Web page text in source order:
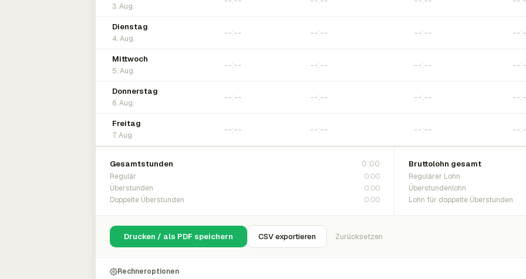
3. Aug.
Dienstag
4. Aug.
Mittwoch
5. Aug.
Donnerstag
6. Aug.
Freitag
7. Aug.
Gesamtstunden 0:00
Regulär 0:00
Überstunden 0:00
Doppelte Überstunden 0:00
Bruttolohn gesamt
Regulärer Lohn
Überstundenlohn
Lohn für doppelte Überstunden
Drucken / als PDF speichern CSV exportieren Zurücksetzen
Rechneroptionen